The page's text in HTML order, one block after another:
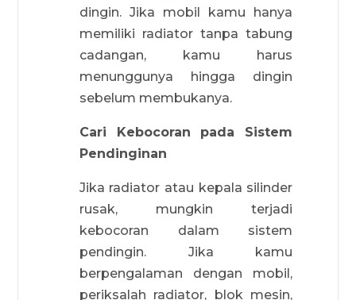
dingin. Jika mobil kamu hanya
memiliki radiator tanpa tabung
cadangan, kamu harus
menunggunya hingga dingin
sebelum membukanya.
Cari Kebocoran pada Sistem
Pendinginan
Jika radiator atau kepala silinder
rusak, mungkin terjadi
kebocoran dalam sistem
pendingin. Jika kamu
berpengalaman dengan mobil,
periksalah radiator, blok mesin,